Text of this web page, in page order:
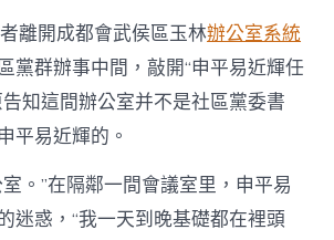
離開成都會武侯區玉林辦公室系統
黨群辦事中間，敲開“申平易近輝任
知這間辦公室并不是社區黨委書
平易近輝的。
。”在隔鄰一間會議室里，申平易
迷惑，“我一天到晚基礎都在裡頭